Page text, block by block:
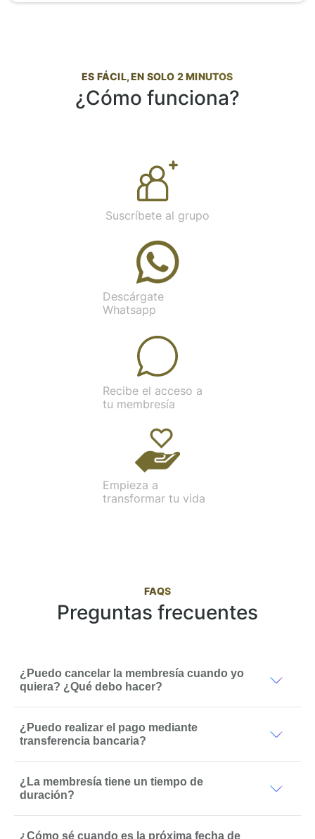
ES FÁCIL, EN SOLO 2 MINUTOS
¿Cómo funciona?
Suscríbete al grupo
Descárgate
Whatsapp
Recibe el acceso a
tu membresía
Empieza a
transformar tu vida
FAQS
Preguntas frecuentes
¿Puedo cancelar la membresía cuando yo
quiera? ¿Qué debo hacer?
¿Puedo realizar el pago mediante
transferencia bancaria?
¿La membresía tiene un tiempo de
duración?
¿Cómo sé cuando es la próxima fecha de